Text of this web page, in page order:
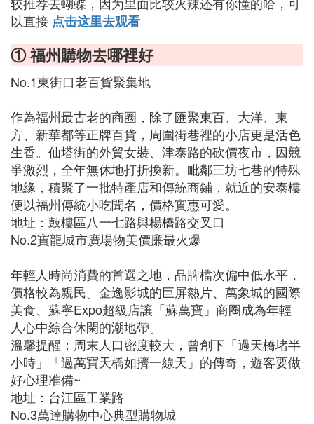
以直接 点击这里去观看
① 福州購物去哪裡好
No.1東街口老百貨聚集地
作為福州最古老的商圈，除了匯聚東百、大洋、東
方、新華都等正牌百貨，周圍街巷裡的小店更是活色
生香。仙塔街的外貿女裝、津泰路的砍價夜市，因競
爭激烈，全年無休地打折換新。毗鄰三坊七巷的特殊
地緣，積聚了一批特產店和傳統商鋪，就近的安泰樓
便以福州傳統小吃聞名，價格實惠可愛。
地址：鼓樓區八一七路與楊橋路交叉口
No.2寶龍城市廣場物美價廉最火爆
年輕人時尚消費的首選之地，品牌檔次偏中低水平，
價格較為親民。金逸影城的巨屏熱片、萬象城的國際
美食、蘇寧Expo超級店讓「蘇萬寶」商圈成為年輕
人心中綜合休閑的潮地帶。
溫馨提醒：周末人口密度較大，曾創下「過天橋堵半
小時」「過萬寶天橋如擠一線天」的傳奇，遊客要做
好心理准備~
地址：台江區工業路
No.3萬達購物中心典型購物城